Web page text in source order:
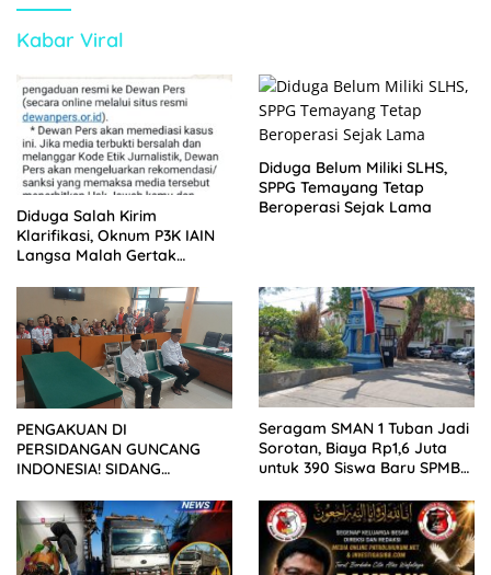
Kabar Viral
Diduga Salah Kirim
Klarifikasi, Oknum P3K IAIN
Langsa Malah Gertak
Diduga Belum Miliki SLHS,
SPPG Temayang Tetap
Beroperasi Sejak Lama
PENGAKUAN DI
PERSIDANGAN GUNCANG
INDONESIA! SIDANG
KELUARGA KORBAN
MENGAMUK DI PN MALANG
Seragam SMAN 1 Tuban Jadi
Sorotan, Biaya Rp1,6 Juta
untuk 390 Siswa Baru SPMB